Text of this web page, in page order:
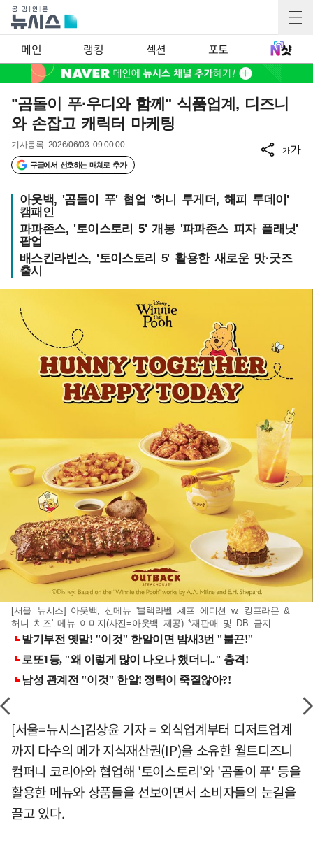
메인 랭킹 섹션 포토
"곰돌이 푸·우디와 함께" 식품업계, 디즈니
와 손잡고 캐릭터 마케팅
기사등록 2026/06/03 09:00:00
구글에서 선호하는 매체로 추가
가가
아웃백, '곰돌이 푸' 협업 '허니 투게더, 해피 투데이'
캠패인
파파존스, '토이스토리 5' 개봉 '파파존스 피자 플래닛'
팝업
배스킨라빈스, '토이스토리 5' 활용한 새로운 맛·굿즈
출시
[서울=뉴시스] 아웃백, 신메뉴 '블랙라벨 셰프 에디션 w. 킹프라운 &
허니 치즈' 메뉴 이미지(사진=아웃백 제공) *재판매 및 DB 금지
[서울=뉴시스]김상윤 기자 = 외식업계부터 디저트업계
까지 다수의 메가 지식재산권(IP)을 소유한 월트디즈니
컴퍼니 코리아와 협업해 '토이스토리'와 '곰돌이 푸' 등을
활용한 메뉴와 상품들을 선보이면서 소비자들의 눈길을
끌고 있다.